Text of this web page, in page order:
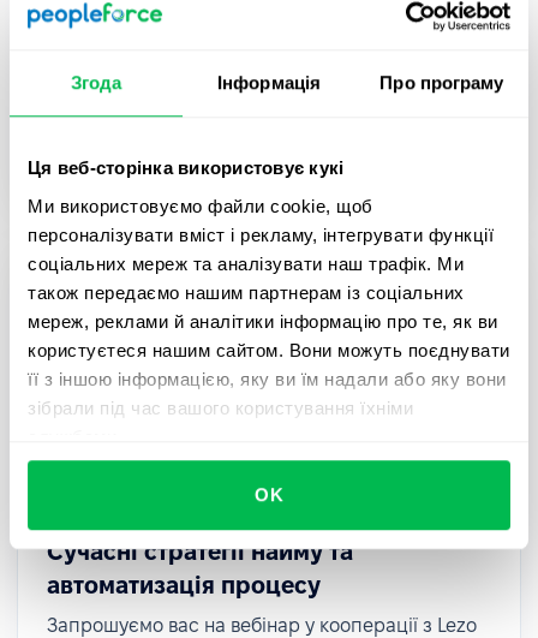
Згода Інформація Про програму
Ця веб-сторінка використовує кукі
Ми використовуємо файли cookie, щоб
персоналізувати вміст і рекламу, інтегрувати функції
соціальних мереж та аналізувати наш трафік. Ми
також передаємо нашим партнерам із соціальних
мереж, реклами й аналітики інформацію про те, як ви
користуєтеся нашим сайтом. Вони можуть поєднувати
її з іншою інформацією, яку ви їм надали або яку вони
зібрали під час вашого користування їхніми
OK
літа 2024
Запрошуємо вас на онлайн-зустріч, де ми
HR-процеси.
Сучасні стратегії найму та
автоматизація процесу
Запрошуємо вас на вебінар у кооперації з Lezo